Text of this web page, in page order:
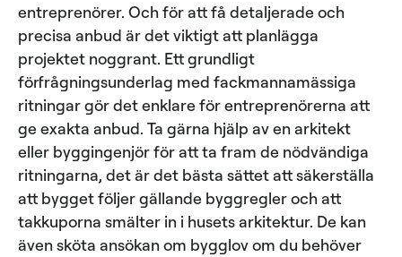
entreprenörer. Och för att få detaljerade och
precisa anbud är det viktigt att planlägga
projektet noggrant. Ett grundligt
förfrågningsunderlag med fackmannamässiga
ritningar gör det enklare för entreprenörerna att
ge exakta anbud. Ta gärna hjälp av en arkitekt
eller byggingenjör för att ta fram de nödvändiga
ritningarna, det är det bästa sättet att säkerställa
att bygget följer gällande byggregler och att
takkuporna smälter in i husets arkitektur. De kan
även sköta ansökan om bygglov om du behöver